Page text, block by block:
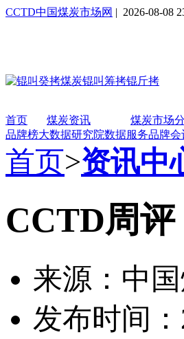
CCTD中国煤炭市场网 | 2026-08-08
首页 煤炭资讯 煤炭市场
品牌榜大数据研究院数据服务品牌会
首页>资讯中
CCTD周
来源：中
发布时间：